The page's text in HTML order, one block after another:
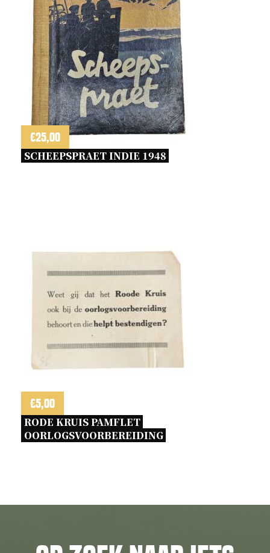
€25,00
SCHEEPSPRAET INDIE 1948
€5,00
RODE KRUIS PAMFLET
OORLOGSVOORBEREIDING